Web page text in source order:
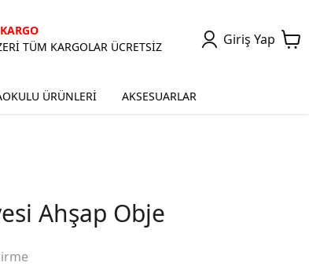
TÜM KARGOLAR ÜCRETSİZ
Giriş Yap
ÜRÜNLERİ AKSESUARLAR
Ahşap Obje